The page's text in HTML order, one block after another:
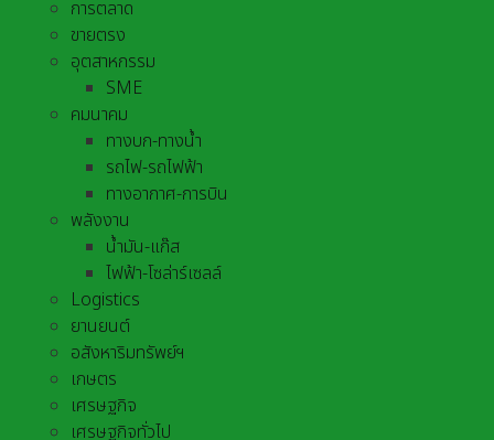
การตลาด
ขายตรง
อุตสาหกรรม
SME
คมนาคม
ทางบก-ทางน้ำ
รถไฟ-รถไฟฟ้า
ทางอากาศ-การบิน
พลังงาน
น้ำมัน-แก๊ส
ไฟฟ้า-โซล่าร์เซลล์
Logistics
ยานยนต์
อสังหาริมทรัพย์ฯ
เกษตร
เศรษฐกิจ
เศรษฐกิจทั่วไป